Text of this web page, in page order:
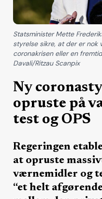
Ny
opruste på
test og OPS
Regeringen
at opruste
værnemidler og
“et helt
Statsminister Mette
styrelse sikre, at der er
coronakrisen eller en
Davali/Ritzau Scanpix